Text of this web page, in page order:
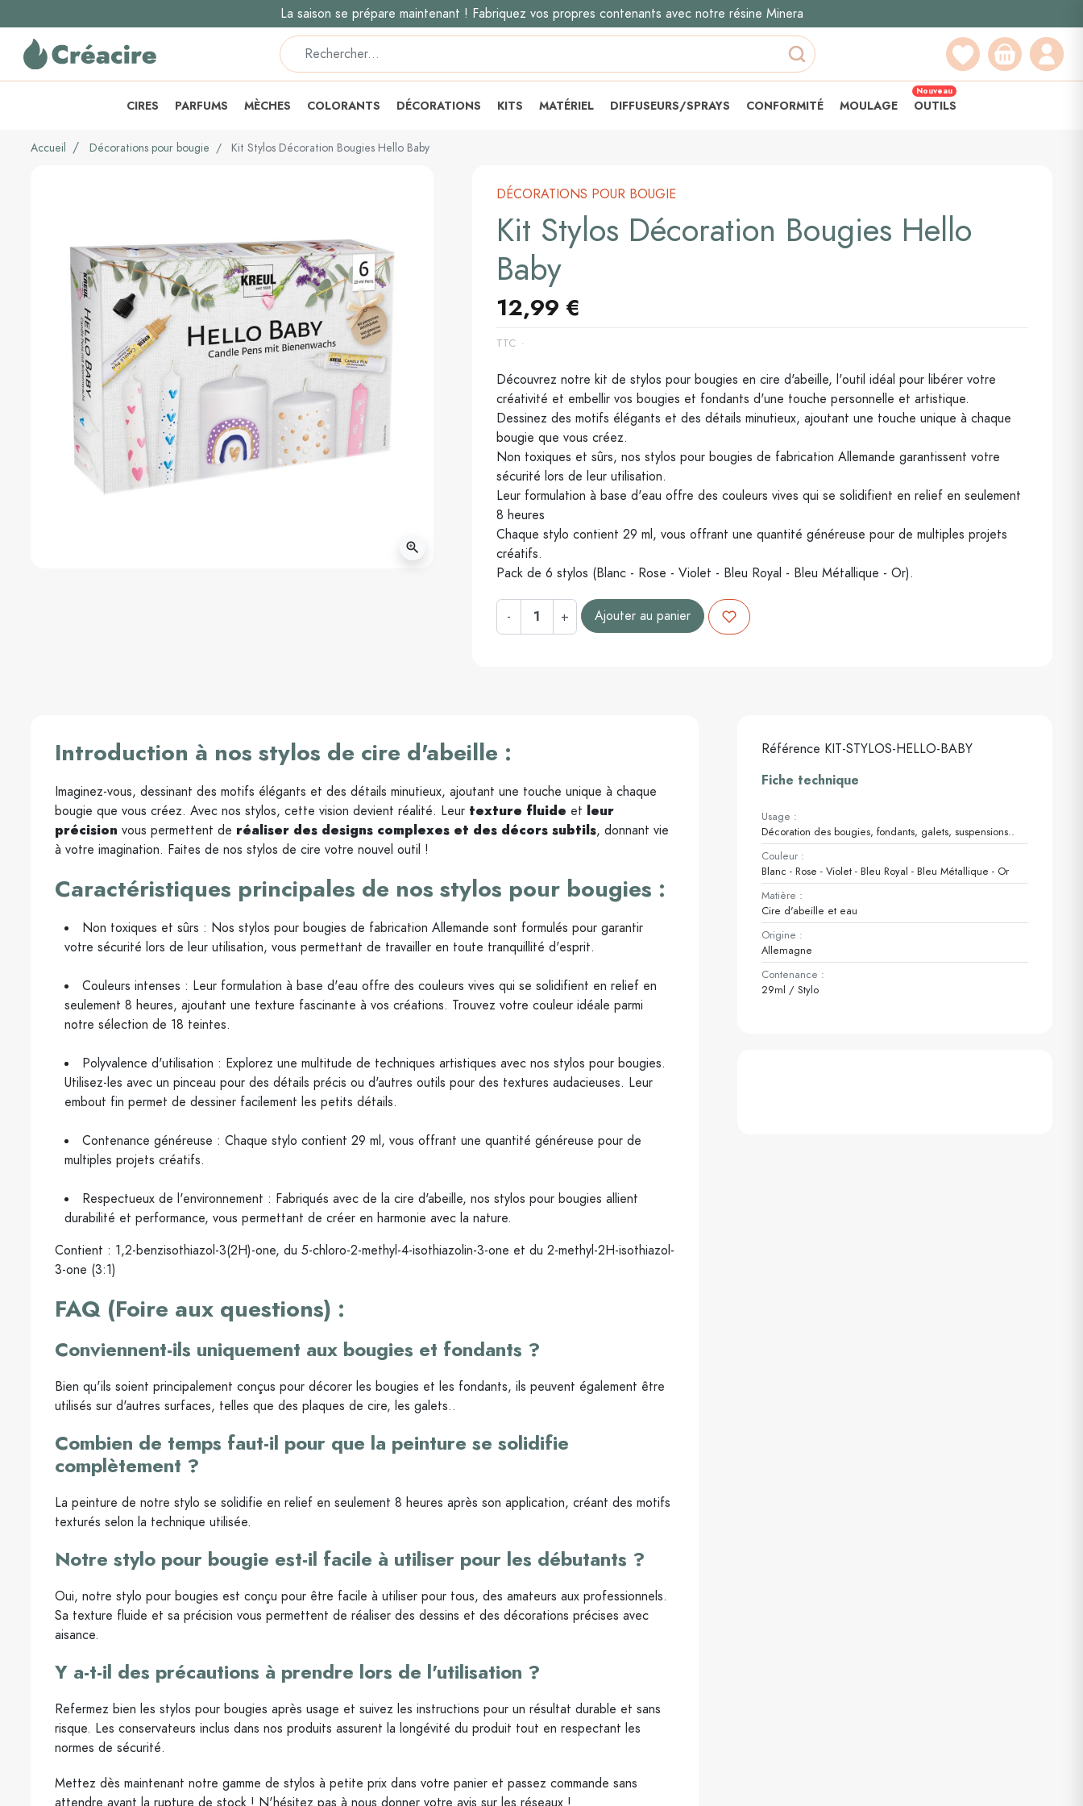
La saison se prépare maintenant ! Fabriquez vos propres contenants avec notre résine Minera
Recherche
CIRES PARFUMS MÈCHES COLORANTS DÉCORATIONS KITS MATÉRIEL DIFFUSEURS/SPRAYS CONFORMITÉ MOULAGE OUTILS
Nouveau
Accueil Décorations pour bougie Kit Stylos Décoration Bougies Hello Baby
zoom_in
DÉCORATIONS POUR BOUGIE
Kit Stylos Décoration Bougies Hello
Baby
12,99 €
TTC
Découvrez notre kit de stylos pour bougies en cire d'abeille, l'outil idéal pour libérer votre
créativité et embellir vos bougies et fondants d'une touche personnelle et artistique.
Dessinez des motifs élégants et des détails minutieux, ajoutant une touche unique à chaque
bougie que vous créez.
Non toxiques et sûrs, nos stylos pour bougies de fabrication Allemande garantissent votre
sécurité lors de leur utilisation.
Leur formulation à base d'eau offre des couleurs vives qui se solidifient en relief en seulement
8 heures
Chaque stylo contient 29 ml, vous offrant une quantité généreuse pour de multiples projets
créatifs.
Pack de 6 stylos (Blanc - Rose - Violet - Bleu Royal - Bleu Métallique - Or).
- + Ajouter au panier
Introduction à nos stylos de cire d'abeille :
Imaginez-vous, dessinant des motifs élégants et des détails minutieux, ajoutant une touche unique à chaque
bougie que vous créez. Avec nos stylos, cette vision devient réalité. Leur texture fluide et leur
précision vous permettent de réaliser des designs complexes et des décors subtils, donnant vie
à votre imagination. Faites de nos stylos de cire votre nouvel outil !
Caractéristiques principales de nos stylos pour bougies :
Non toxiques et sûrs : Nos stylos pour bougies de fabrication Allemande sont formulés pour garantir
votre sécurité lors de leur utilisation, vous permettant de travailler en toute tranquillité d'esprit.
Couleurs intenses : Leur formulation à base d'eau offre des couleurs vives qui se solidifient en relief en
seulement 8 heures, ajoutant une texture fascinante à vos créations. Trouvez votre couleur idéale parmi
notre sélection de 18 teintes.
Polyvalence d'utilisation : Explorez une multitude de techniques artistiques avec nos stylos pour bougies.
Utilisez-les avec un pinceau pour des détails précis ou d'autres outils pour des textures audacieuses. Leur
embout fin permet de dessiner facilement les petits détails.
Contenance généreuse : Chaque stylo contient 29 ml, vous offrant une quantité généreuse pour de
multiples projets créatifs.
Respectueux de l'environnement : Fabriqués avec de la cire d'abeille, nos stylos pour bougies allient
durabilité et performance, vous permettant de créer en harmonie avec la nature.
Contient : 1,2-benzisothiazol-3(2H)-one, du 5-chloro-2-methyl-4-isothiazolin-3-one et du 2-methyl-2H-isothiazol-
3-one (3:1)
FAQ (Foire aux questions) :
Conviennent-ils uniquement aux bougies et fondants ?
Bien qu'ils soient principalement conçus pour décorer les bougies et les fondants, ils peuvent également être
utilisés sur d'autres surfaces, telles que des plaques de cire, les galets..
Combien de temps faut-il pour que la peinture se solidifie
complètement ?
La peinture de notre stylo se solidifie en relief en seulement 8 heures après son application, créant des motifs
texturés selon la technique utilisée.
Notre stylo pour bougie est-il facile à utiliser pour les débutants ?
Oui, notre stylo pour bougies est conçu pour être facile à utiliser pour tous, des amateurs aux professionnels.
Sa texture fluide et sa précision vous permettent de réaliser des dessins et des décorations précises avec
aisance.
Y a-t-il des précautions à prendre lors de l'utilisation ?
Refermez bien les stylos pour bougies après usage et suivez les instructions pour un résultat durable et sans
risque. Les conservateurs inclus dans nos produits assurent la longévité du produit tout en respectant les
normes de sécurité.
Mettez dès maintenant notre gamme de stylos à petite prix dans votre panier et passez commande sans
Référence KIT-STYLOS-HELLO-BABY
Fiche technique
Usage :
Décoration des bougies, fondants, galets, suspensions..
Couleur :
Blanc - Rose - Violet - Bleu Royal - Bleu Métallique - Or
Matière :
Cire d'abeille et eau
Origine :
Allemagne
Contenance :
29ml / Stylo